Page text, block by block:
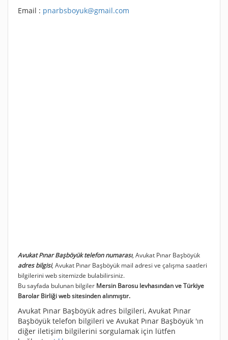
Email : pnarbsboyuk@gmail.com
Avukat Pınar Başböyük telefon numarası, Avukat Pınar Başböyük
adres bilgisi, Avukat Pınar Başböyük mail adresi ve çalışma saatleri
bilgilerini web sitemizde bulabilirsiniz.
Bu sayfada bulunan bilgiler Mersin Barosu levhasından ve Türkiye
Barolar Birliği web sitesinden alınmıştır.
Avukat Pınar Başböyük adres bilgileri, Avukat Pınar
Başböyük telefon bilgileri ve Avukat Pınar Başböyük 'ın
diğer iletişim bilgilerini sorgulamak için lütfen